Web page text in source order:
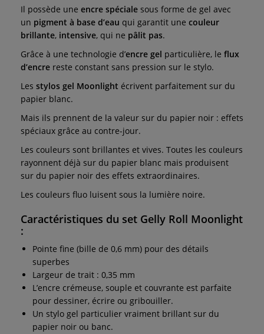
Il possède une encre spéciale sous forme de gel avec
un pigment à base d’eau qui garantit une couleur
brillante, intensive, qui ne pâlit pas.
Grâce à une technologie d’encre gel particulière, le flux
d’encre reste constant sans pression sur le stylo.
Les stylos gel Moonlight écrivent parfaitement sur du
papier blanc.
Mais ils prennent de la valeur sur du papier noir : effets
spéciaux grâce au contre-jour.
Les couleurs sont brillantes et vives. Toutes les couleurs
rayonnent déjà sur du papier blanc mais produisent
sur du papier noir des effets extraordinaires.
Les couleurs fluo luisent sous la lumière noire.
Caractéristiques du set Gelly Roll Moonlight
:
Pointe fine (bille de 0,6 mm) pour des détails
superbes
Largeur de trait : 0,35 mm
L’encre crémeuse, souple et couvrante est parfaite
pour dessiner, écrire ou gribouiller.
Un stylo gel particulier vraiment brillant sur du
papier noir ou banc.